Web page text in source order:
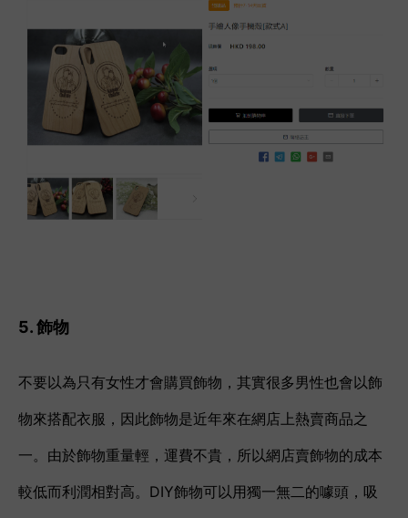
5. 飾物
不要以為只有女性才會購買飾物，其實很多男性也會以飾
物來搭配衣服， 因此飾物是近年來在網店上熱賣商品之
一。由於飾物重量輕，運費不貴，所以網店賣飾物的成本
較低而利潤相對高。DIY飾物可以用獨一無二的噱頭，吸